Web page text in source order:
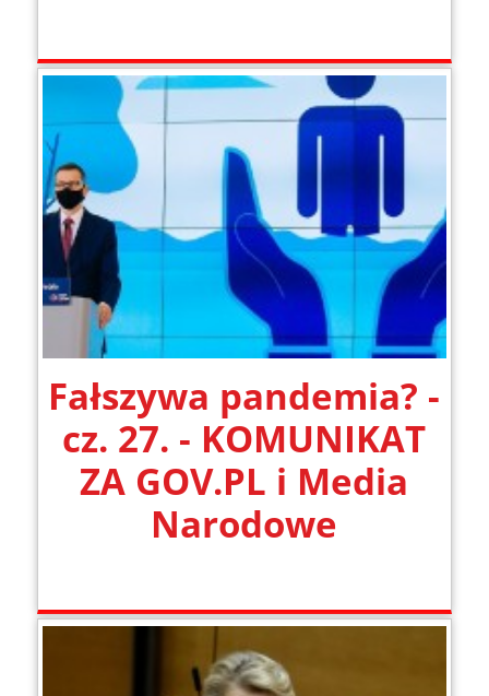
Fałszywa pandemia? -
cz. 27. - KOMUNIKAT
ZA GOV.PL i Media
Narodowe